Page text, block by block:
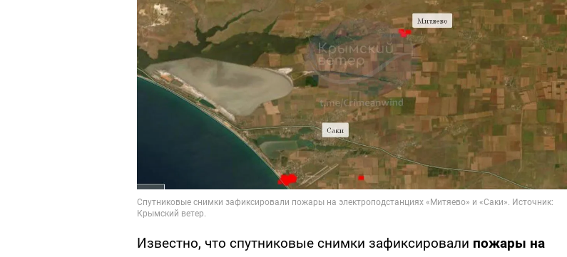
Известно, что спутниковые снимки зафиксировали пожары на